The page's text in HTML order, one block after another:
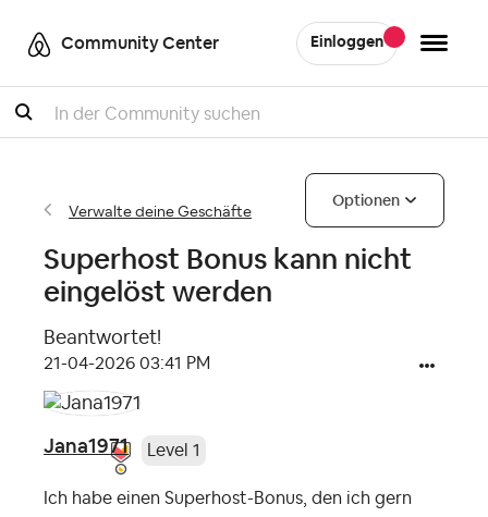
Community Center Einloggen
Suche
Verwalte deine Geschäfte
Optionen
Superhost Bonus kann nicht
eingelöst werden
Beantwortet!
‎21-04-2026 03:41 PM
Jana1971 Level 1
Ich habe einen Superhost-Bonus, den ich gern